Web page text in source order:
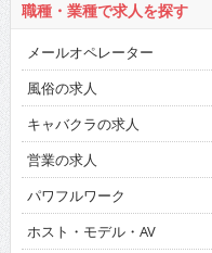
職種・業種で求人を探す
メールオペレーター
風俗の求人
キャバクラの求人
営業の求人
パワフルワーク
ホスト・モデル・AV